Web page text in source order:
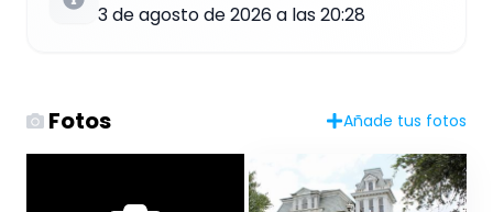
3 de agosto de 2026 a las 20:28
Fotos Añade tus fotos